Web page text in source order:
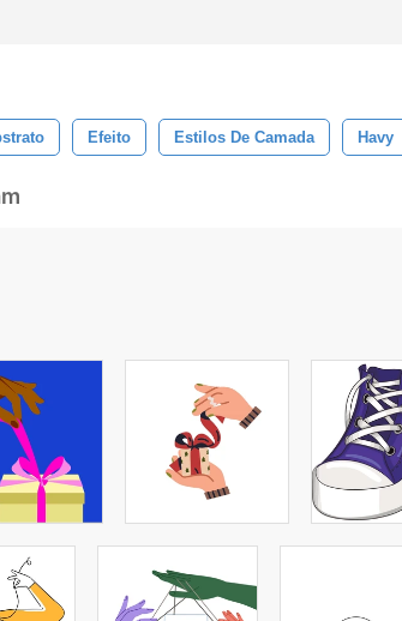
Efeito Estilos De Camada Havy